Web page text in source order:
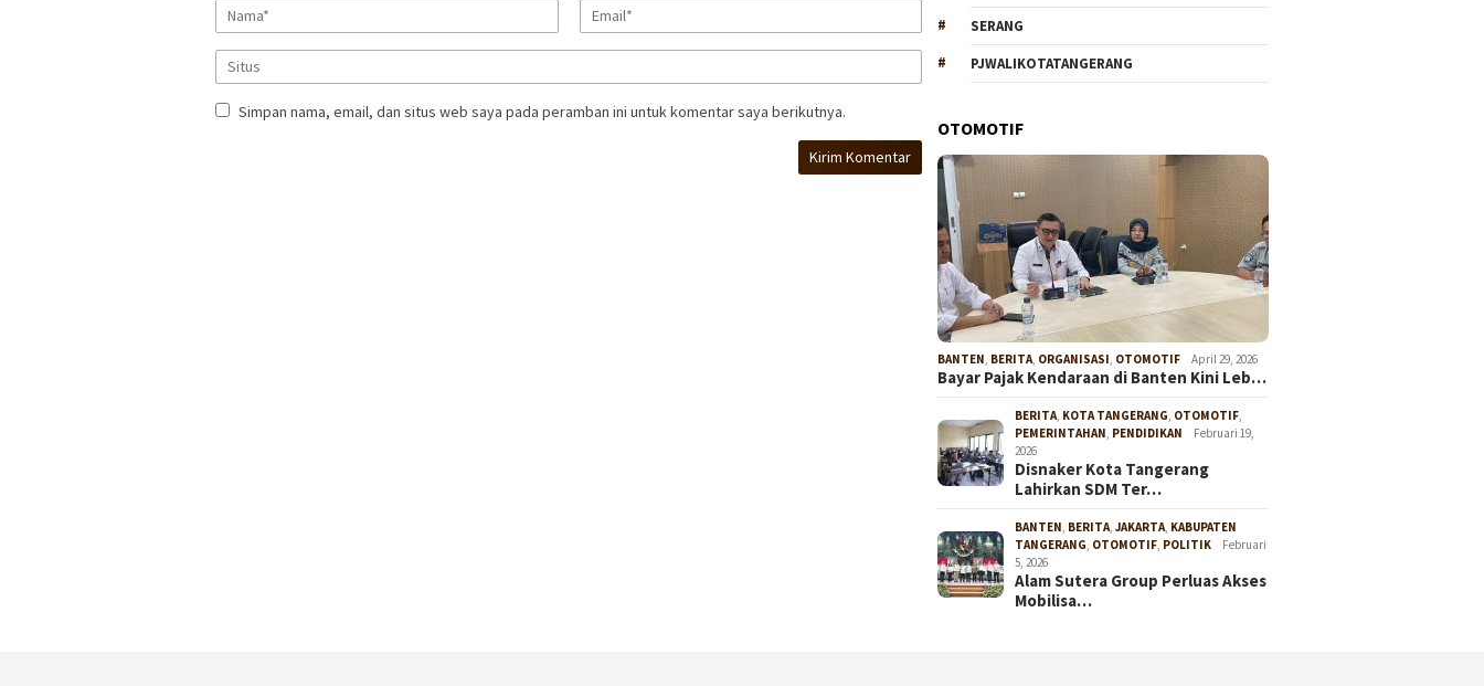
Simpan nama, email, dan situs web saya pada peramban ini untuk komentar saya berikutnya.
SERANG
PJWALIKOTATANGERANG
OTOMOTIF
BANTEN, BERITA, ORGANISASI, OTOMOTIF April 29, 2026
Bayar Pajak Kendaraan di Banten Kini Leb…
BERITA, KOTA TANGERANG, OTOMOTIF,
PEMERINTAHAN, PENDIDIKAN
Februari 19,
2026
Disnaker Kota Tangerang
Lahirkan SDM Ter…
BANTEN, BERITA,JAKARTA, KABUPATEN
TANGERANG, OTOMOTIF, POLITIK
Februari
5, 2026
Alam Sutera Group Perluas Akses
Mobilisa…